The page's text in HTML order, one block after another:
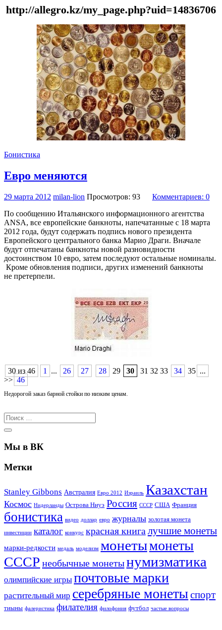
http://allegro.kz/my_page.php?uid=14836706
Бонистика
Евро меняются
29 марта 2012 milan-lion Просмотров: 93 Комментариев: 0
По сообщению Итальянского информационного агентства
ANSA, все европейские банкноты, напечатанные с 18 марта
2012 года, будут содержать подпись нового президента
Европейского центрального банка Марио Драги. Вначале
будут отпечатаны банкноты новой разновидности
достоинством 10 евро, затем последуют остальные номиналы.
Кроме обновления подписи, других изменений банкноты
не претерпели.
30 из 46 1 ... 26 27 28 29 30 31 32 33 34 35 ...
>> 46
Недорогой заказ барной стойки по низким ценам.
Мы в ВК
Метки
Stanley Gibbons Австралия Евро 2012 Израиль Казахстан
Космос Нидерланды Острова Ниуэ Россия СССР США Франция
бонистика видео доллар евро журналы золотая монета
инвестиции каталог конкурс красная книга лучшие монеты
марки-редкости медаль моделизм монетымонеты
СССР необычные монетынумизматика
олимпийские игры почтовые марки
растительный мир серебряные монетыспорт
тиыны фалеристика филателия филофония футбол частые вопросы